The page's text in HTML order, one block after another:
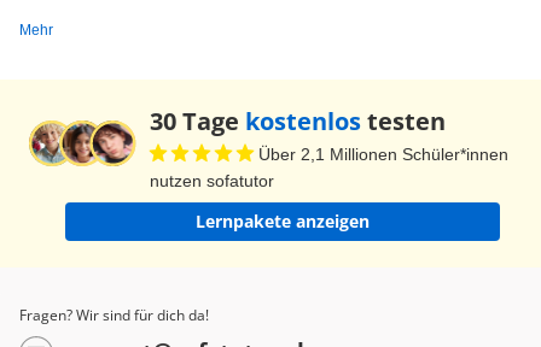
Mehr
30 Tage kostenlostesten
Über 2,1 Millionen Schüler*innen
nutzen sofatutor
Lernpakete anzeigen
Fragen? Wir sind für dich da!